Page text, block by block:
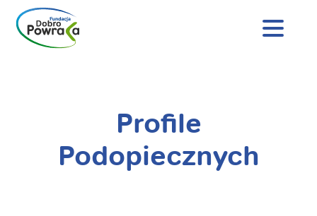
Nagłówek
Profile
Podopiecznych